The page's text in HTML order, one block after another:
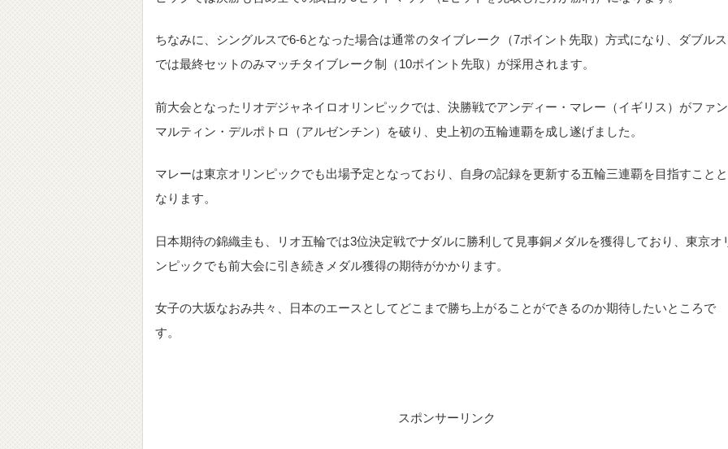
ちなみに、シングルスで6-6となった場合は通常のタイブレーク（7ポイント先取）方式になり、ダブルス
では最終セットのみマッチタイブレーク制（10ポイント先取）が採用されます。
前大会となったリオデジャネイロオリンピックでは、決勝戦でアンディー・マレー（イギリス）がファン
マルティン・デルポトロ（アルゼンチン）を破り、史上初の五輪連覇を成し遂げました。
マレーは東京オリンピックでも出場予定となっており、自身の記録を更新する五輪三連覇を目指すことと
なります。
日本期待の錦織圭も、リオ五輪では3位決定戦でナダルに勝利して見事銅メダルを獲得しており、東京オ
ンピックでも前大会に引き続きメダル獲得の期待がかかります。
女子の大坂なおみ共々、日本のエースとしてどこまで勝ち上がることができるのか期待したいところで
す。
スポンサーリンク